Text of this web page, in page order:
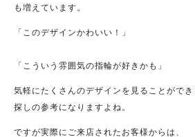
も増えています。
「このデザインかわいい！」
「こういう雰囲気の指輪が好きかも」
気軽にたくさんのデザインを見ることがで
探しの参考になりますよね。
ですが実際にご来店されたお客様からは、